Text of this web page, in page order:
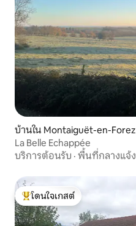
บ้านใน Montaiguët-en-Forez
La Belle Echappée
บริการต้อนรับ · พื้นที่กลางแจ้ง
โดนใจเกสต์ที่สุด
โดนใจเกสต์